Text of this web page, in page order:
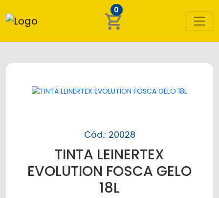
shopping_cart
0
Cód.: 20028
TINTA LEINERTEX
EVOLUTION FOSCA GELO
18L